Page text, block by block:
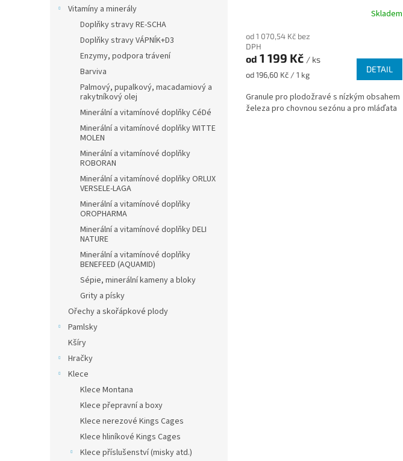
Vitamíny a minerály
Doplňky stravy RE-SCHA
Doplňky stravy VÁPNÍK+D3
Enzymy, podpora trávení
Barviva
Palmový, pupalkový, macadamiový a
rakytníkový olej
Minerální a vitamínové doplňky CéDé
Minerální a vitamínové doplňky WITTE
MOLEN
Minerální a vitamínové doplňky
ROBORAN
Minerální a vitamínové doplňky ORLUX
VERSELE-LAGA
Minerální a vitamínové doplňky
OROPHARMA
Minerální a vitamínové doplňky DELI
NATURE
Minerální a vitamínové doplňky
BENEFEED (AQUAMID)
Sépie, minerální kameny a bloky
Grity a písky
Ořechy a skořápkové plody
Pamlsky
Kšíry
Hračky
Klece
Klece Montana
Klece přepravní a boxy
Klece nerezové Kings Cages
Klece hliníkové Kings Cages
Klece příslušenství (misky atd.)
Skladem
od 1 070,54 Kč bez
DPH
od 1 199 Kč / ks
Měrná
od 196,60 Kč / 1 kg
DETAIL
Granule pro plodožravé s nízkým obsahem
železa pro chovnou sezónu a pro mláďata